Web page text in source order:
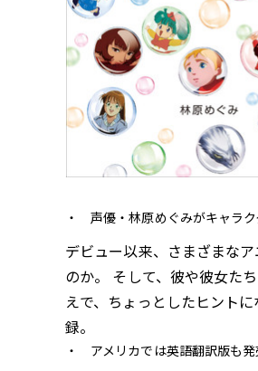
声優・林原めぐみがキャラ
デビュー以来、さまざまな
のか。 そして、彼や彼女た
えで、ちょっとしたヒント
録。
アメリカでは英語翻訳版も発